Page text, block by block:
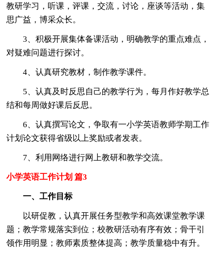
教研学习，听课，评课，交流，讨论，座谈等活动，集
思广益，博采众长。
3、积极开展集体备课活动，明确教学的重点难点，
对疑难问题进行探讨。
4、认真研究教材，制作教学课件。
5、认真及时反思自己的教学行为，每月作好教学总
结和每周做好课后反思。
6、认真撰写论文，争取有一小学英语教师学期工作
计划论文获得省级以上奖励或者发表。
7、利用网络进行网上教研和教学交流。
小学英语工作计划 篇3
一、工作目标
以研促教，认真开展任务型教学和高效课堂教学课
题；教学常规落实到位；校教研活动有序有效；骨干引
领作用明显；教师素质整体提高；教学质量稳中有升。